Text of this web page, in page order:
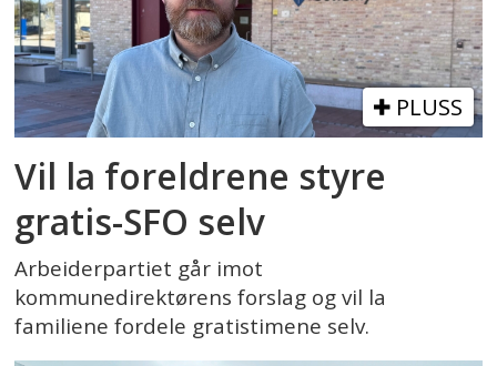
PLUSS
Vil la foreldrene styre
gratis-SFO selv
Arbeiderpartiet går imot
kommunedirektørens forslag og vil la
familiene fordele gratistimene selv.